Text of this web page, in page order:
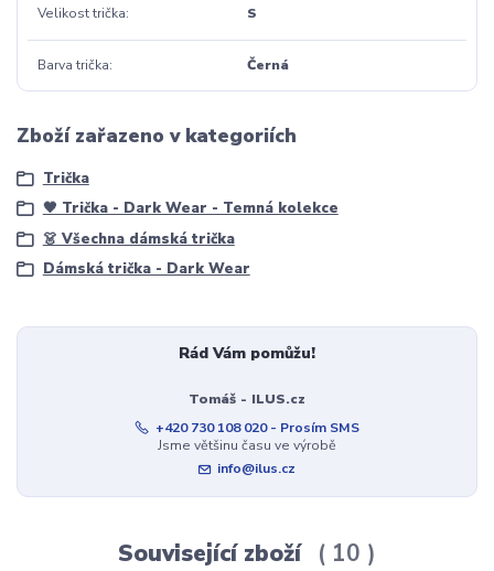
Velikost trička S
Barva trička Černá
Zboží zařazeno v kategoriích
Trička
🖤 Trička - Dark Wear - Temná kolekce
👗 Všechna dámská trička
Dámská trička - Dark Wear
Rád Vám pomůžu!
Tomáš - ILUS.cz
+420 730 108 020 - Prosím SMS
Jsme většinu času ve výrobě
info@ilus.cz
Související zboží 10